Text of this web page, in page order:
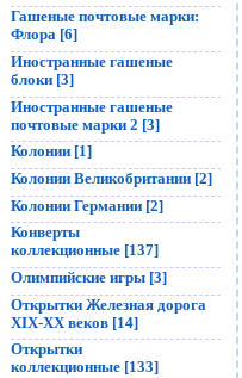
Гашеные почтовые марки:
Флора [6]
Иностранные гашеные
блоки [3]
Иностранные гашеные
почтовые марки 2 [3]
Колонии [1]
Колонии Великобритании [2]
Колонии Германии [2]
Конверты
коллекционные [137]
Олимпийские игры [3]
Открытки Железная дорога
XIX-XX веков [14]
Открытки
коллекционные [133]